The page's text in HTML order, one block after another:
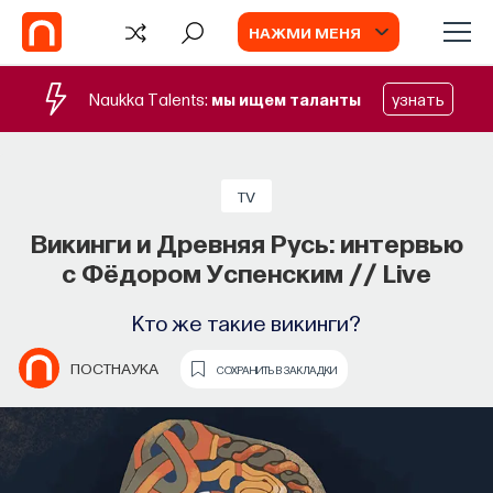
НАЖМИ МЕНЯ
Naukka Talents: мы ищем таланты узнать
TV
Викинги и Древняя Русь: интервью
с Фёдором Успенским // Live
Кто же такие викинги?
ПОСТНАУКА СОХРАНИТЬ В ЗАКЛАДКИ
Философский поиск: начала
Как философия помогает составлять
собственное мнение о происходящем